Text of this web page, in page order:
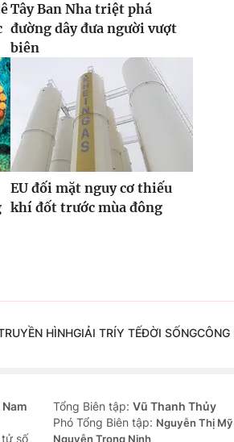
Tây Ban Nha triệt phá
đường dây đưa người vượt
biên
EU đối mặt nguy cơ thiếu
khí đốt trước mùa đông
HÌNHGIẢI TRÍY TẾĐỜI SỐNGCÔNG
số
Tổng Biên tập: Vũ Thanh Thủy
Phó Tổng Biên tập: Nguyễn Thị
Nguyễn Trọng Ninh